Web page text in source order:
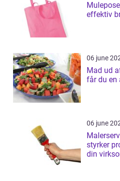
effektiv
06 june
Mad ud
får du
06 june
styrker
din